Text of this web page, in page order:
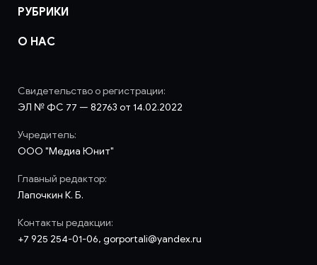
РУБРИКИ
О НАС
Свидетельство о регистрации:
ЭЛ № ФС 77 — 82763 от 14.02.2022
Учредитель:
ООО "Медиа Юнит"
Главный редактор:
Лапочкин К. Б.
Контакты редакции:
+7 925 254-01-06, gorportali@yandex.ru